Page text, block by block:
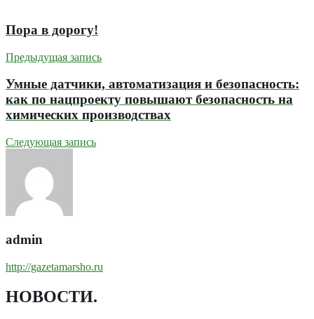
Пора в дорогу!
Предыдущая запись
Умные датчики, автоматизация и безопасность:
как по нацпроекту повышают безопасность на
химических производствах
Следующая запись
admin
http://gazetamarsho.ru
НОВОСТИ.